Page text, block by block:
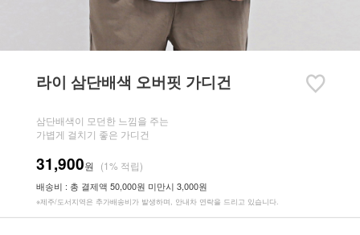
라이 삼단배색 오버핏 가디건
삼단배색이 모던한 느낌을 주는
가볍게 걸치기 좋은 가디건
31,900원 (1% 적립)
배송비 : 총 결제액 50,000원 미만시 3,000원
※제주/도서지역은 추가배송비가 발생하며, 안내차 연락을 드리고 있습니다.